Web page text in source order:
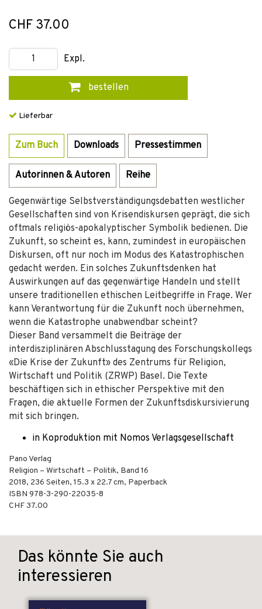
CHF 37.00
Expl.
bestellen
Lieferbar
Zum Buch Downloads Pressestimmen
Autorinnen & Autoren Reihe
Gegenwärtige Selbstverständigungsdebatten westlicher
Gesellschaften sind von Krisendiskursen geprägt, die sich
oftmals religiös-apokalyptischer Symbolik bedienen. Die
Zukunft, so scheint es, kann, zumindest in europäischen
Diskursen, oft nur noch im Modus des Katastrophischen
gedacht werden. Ein solches Zukunftsdenken hat
Auswirkungen auf das gegenwärtige Handeln und stellt
unsere traditionellen ethischen Leitbegriffe in Frage. Wer
kann Verantwortung für die Zukunft noch übernehmen,
wenn die Katastrophe unabwendbar scheint?
Dieser Band versammelt die Beiträge der
interdisziplinären Abschlusstagung des Forschungskollegs
«Die Krise der Zukunft» des Zentrums für Religion,
Wirtschaft und Politik (ZRWP) Basel. Die Texte
beschäftigen sich in ethischer Perspektive mit den
Fragen, die aktuelle Formen der Zukunftsdiskursivierung
mit sich bringen.
in Koproduktion mit Nomos Verlagsgesellschaft
Pano Verlag
Religion – Wirtschaft – Politik, Band 16
2018, 236 Seiten, 15.3 x 22.7 cm, Paperback
ISBN 978-3-290-22035-8
CHF 37.00
Das könnte Sie auch
interessieren